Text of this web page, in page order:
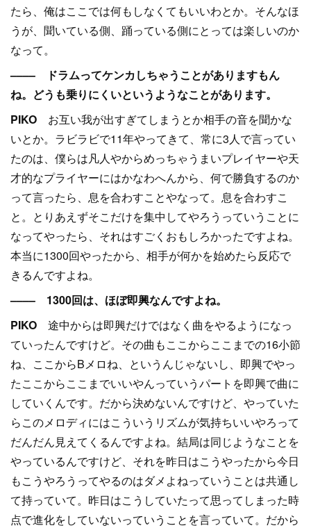
たら、俺はここでは何もしなくてもいいわとか。そんなほ
うが、聞いている側、踊っている側にとっては楽しいのか
なって。
–––– ドラムってケンカしちゃうことがありますもん
ね。どうも乗りにくいというようなことがあります。
PIKO お互い我が出すぎてしまうとか相手の音を聞かな
いとか。ラビラビで11年やってきて、常に3人で言ってい
たのは、僕らは凡人やからめっちゃうまいプレイヤーや天
才的なプライヤーにはかなわへんから、何で勝負するのか
って言ったら、息を合わすことやなって。息を合わすこ
と。とりあえずそこだけを集中してやろうっていうことに
なってやったら、それはすごくおもしろかったですよね。
本当に1300回やったから、相手が何かを始めたら反応で
きるんですよね。
–––– 1300回は、ほぼ即興なんですよね。
PIKO 途中からは即興だけではなく曲をやるようになっ
ていったんですけど。その曲もここからここまでの16小節
ね、ここからBメロね、というんじゃないし、即興でやっ
たここからここまでいいやんっていうパートを即興で曲に
していくんです。だから決めないんですけど、やっていた
らこのメロディにはこういうリズムが気持ちいいやろって
だんだん見えてくるんですよね。結局は同じようなことを
やっているんですけど、それを昨日はこうやったから今日
もこうやろうってやるのはダメよねっていうことは共通し
て持っていて。昨日はこうしていたって思ってしまった時
点で進化をしていないっていうことを言っていて。だから